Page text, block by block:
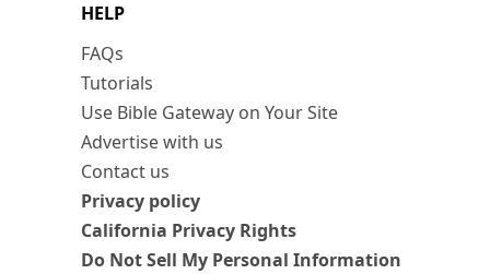
HELP
FAQs
Tutorials
Use Bible Gateway on Your Site
Advertise with us
Contact us
Privacy policy
California Privacy Rights
Do Not Sell My Personal Information